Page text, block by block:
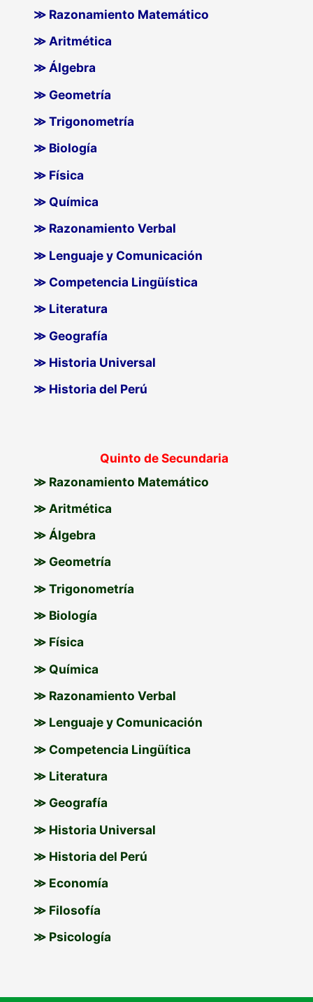
≫ Razonamiento Matemático
≫ Aritmética
≫ Álgebra
≫ Geometría
≫ Trigonometría
≫ Biología
≫ Física
≫ Química
≫ Razonamiento Verbal
≫ Lenguaje y Comunicación
≫ Competencia Lingüística
≫ Literatura
≫ Geografía
≫ Historia Universal
≫ Historia del Perú
Quinto de Secundaria
≫ Razonamiento Matemático
≫ Aritmética
≫ Álgebra
≫ Geometría
≫ Trigonometría
≫ Biología
≫ Física
≫ Química
≫ Razonamiento Verbal
≫ Lenguaje y Comunicación
≫ Competencia Lingüítica
≫ Literatura
≫ Geografía
≫ Historia Universal
≫ Historia del Perú
≫ Economía
≫ Filosofía
≫ Psicología